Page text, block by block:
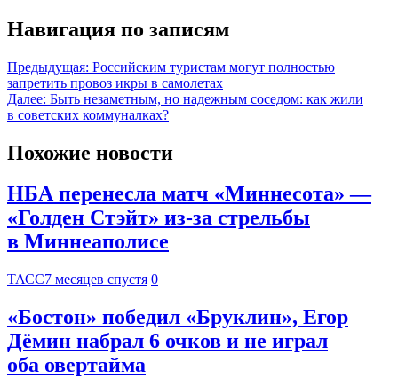
Навигация по записям
Предыдущая: Российским туристам могут полностью
запретить провоз икры в самолетах
Далее: Быть незаметным, но надежным соседом: как жили
в советских коммуналках?
Похожие новости
НБА перенесла матч «Миннесота» —
«Голден Стэйт» из-за стрельбы
в Миннеаполисе
ТАСС7 месяцев спустя 0
«Бостон» победил «Бруклин», Егор
Дёмин набрал 6 очков и не играл
оба овертайма